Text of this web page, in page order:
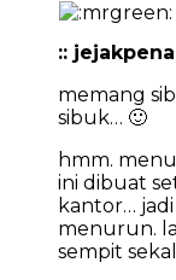
:: jejakpena
memang
sibuk… 🙂
hmm.
ini dibuat
kantor…
menurun.
sempit